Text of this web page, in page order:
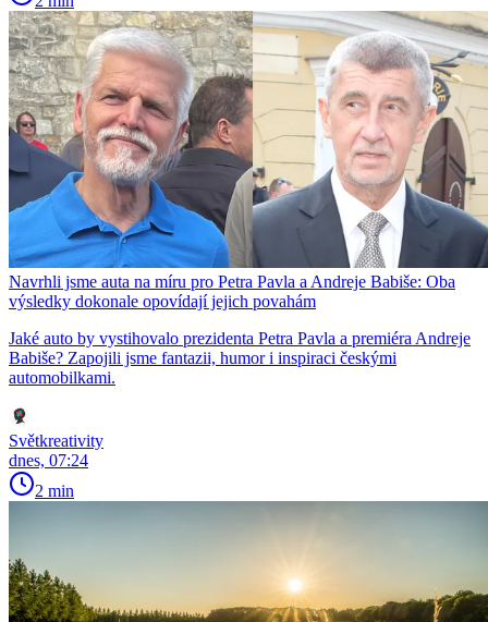
Navrhli jsme auta na míru pro Petra Pavla a Andreje Babiše: Oba
výsledky dokonale opovídají jejich povahám
Jaké auto by vystihovalo prezidenta Petra Pavla a premiéra Andreje
Babiše? Zapojili jsme fantazii, humor i inspiraci českými
automobilkami.
Světkreativity
dnes, 07:24
2 min